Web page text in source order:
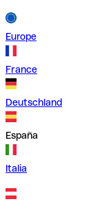
Europe
France
Deutschland
España
Italia